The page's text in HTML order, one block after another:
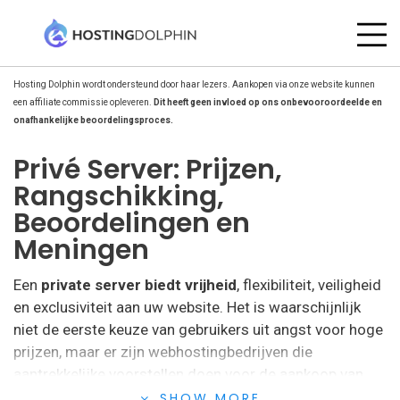
Hosting Dolphin wordt ondersteund door haar lezers. Aankopen via onze website kunnen
een affiliate commissie opleveren.
Dit heeft geen invloed op ons onbevooroordeelde en
onafhankelijke beoordelingsproces.
Privé Server: Prijzen,
Rangschikking,
Beoordelingen en
Meningen
Een private server biedt vrijheid, flexibiliteit, veiligheid
en exclusiviteit aan uw website. Het is waarschijnlijk
niet de eerste keuze van gebruikers uit angst voor hoge
prijzen, maar er zijn webhostingbedrijven die
aantrekkelijke voorstellen doen voor de aankoop van